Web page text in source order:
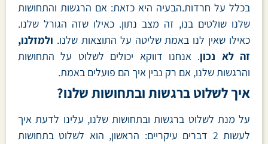
בכלל על חרדות.הבעיה היא כזאת: אם הרגשות והתחושות
שלנו שולטים בנו, זה מצב נתון. כאילו שזה הגורל שלנו.
כאילו שאין לנו באמת שליטה על התוצאות שלנו. ולמזלנו,
זה לא נכון. אנחנו דווקא יכולים לשלוט על התחושות
והרגשות שלנו, אם רק נבין איך הם פועלים באמת.
איך לשלוט ברגשות ובתחושות שלנו?
על מנת לשלוט ברגשות ובתחושות שלנו, עלינו לדעת איך
לעשות 2 דברים עיקריים: הראשון, הוא לשלוט בתחושות